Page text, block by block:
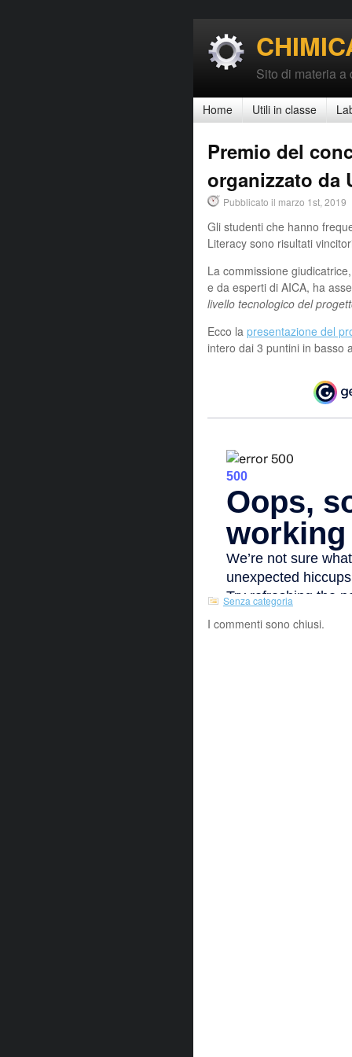
Sito di materia
Home Utili in classe
Premio del
organizzato da
Pubblicato il marzo 1st, 2019
Gli studenti che hanno
Literacy sono risultati
La commissione
e da esperti di AICA, ha
livello tecnologico del
Ecco la presentazione del
intero dai 3 puntini in basso
Senza categoria
I commenti sono chiusi.